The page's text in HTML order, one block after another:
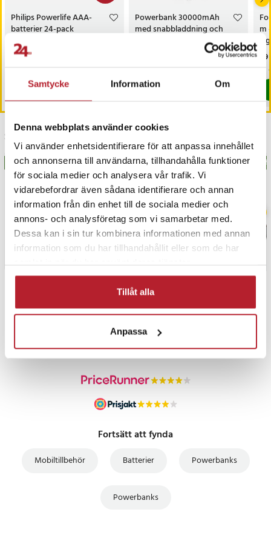
Samtycke Information Om
Denna webbplats använder cookies
Vi använder enhetsidentifierare för att anpassa innehållet
och annonserna till användarna, tillhandahålla funktioner
för sociala medier och analysera vår trafik. Vi
vidarebefordrar även sådana identifierare och annan
information från din enhet till de sociala medier och
annons- och analysföretag som vi samarbetar med.
Dessa kan i sin tur kombinera informationen med annan
information som du har tillhandahållit eller som de har
Tillåt alla
Anpassa
Philips Powerlife AAA-
batterier 24-pack
Nuvarande pris
129 kr
Köp
Powerbank 30000mAh
med snabbladdning och
inbyggda kablar – svart
m
Senast besökta
BÄSTSÄLJARE BÄSTSÄLJARE
PRISGARANTI
UTFÖRSÄLJNING
Fortsätt att fynda
Mobiltillbehör Batterier Powerbanks
Powerbanks